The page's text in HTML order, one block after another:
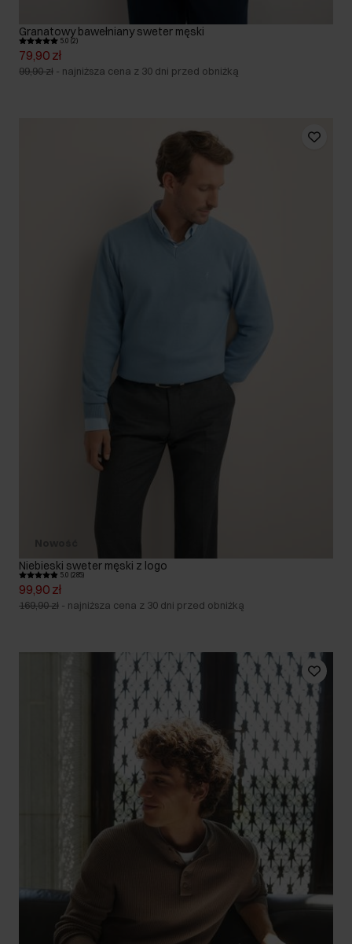
Granatowy bawełniany sweter męski
5.0 (2)
79,90 zł
99,90 zł - najniższa cena z 30 dni przed obniżką
Niebieski sweter męski z logo
5.0 (285)
99,90 zł
169,90 zł - najniższa cena z 30 dni przed obniżką